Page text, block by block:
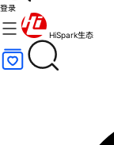
登录
HiSpark生态